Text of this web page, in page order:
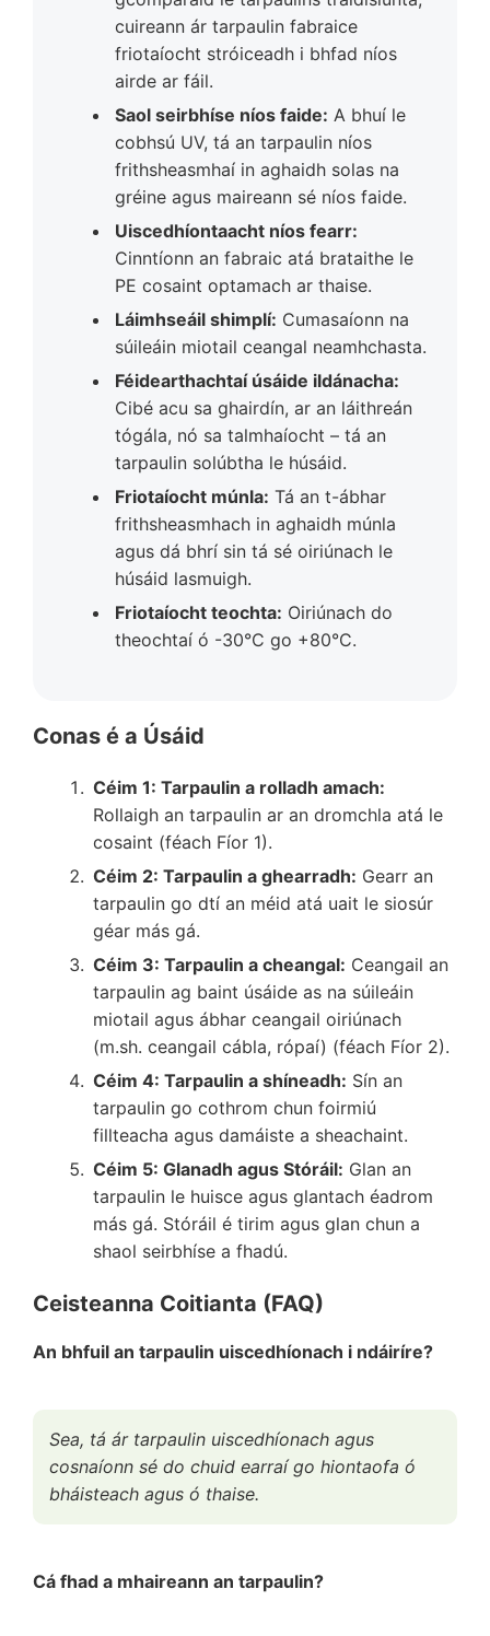
cuireann ár tarpaulin fabraice
friotaíocht stróiceadh i bhfad níos
airde ar fáil.
Saol seirbhíse níos faide: A bhuí le
cobhsú UV, tá an tarpaulin níos
frithsheasmhaí in aghaidh solas na
gréine agus maireann sé níos faide.
Uiscedhíontaacht níos fearr:
Cinntíonn an fabraic atá brataithe le
PE cosaint optamach ar thaise.
Láimhseáil shimplí: Cumasaíonn na
súileáin miotail ceangal neamhchasta.
Féidearthachtaí úsáide ildánacha:
Cibé acu sa ghairdín, ar an láithreán
tógála, nó sa talmhaíocht – tá an
tarpaulin solúbtha le húsáid.
Friotaíocht múnla: Tá an t-ábhar
frithsheasmhach in aghaidh múnla
agus dá bhrí sin tá sé oiriúnach le
húsáid lasmuigh.
Friotaíocht teochta: Oiriúnach do
theochtaí ó -30°C go +80°C.
Conas é a Úsáid
Céim 1: Tarpaulin a rolladh amach:
Rollaigh an tarpaulin ar an dromchla atá le
cosaint (féach Fíor 1).
Céim 2: Tarpaulin a ghearradh: Gearr an
tarpaulin go dtí an méid atá uait le siosúr
géar más gá.
Céim 3: Tarpaulin a cheangal: Ceangail an
tarpaulin ag baint úsáide as na súileáin
miotail agus ábhar ceangail oiriúnach
(m.sh. ceangail cábla, rópaí) (féach Fíor 2).
Céim 4: Tarpaulin a shíneadh: Sín an
tarpaulin go cothrom chun foirmiú
fillteacha agus damáiste a sheachaint.
Céim 5: Glanadh agus Stóráil: Glan an
tarpaulin le huisce agus glantach éadrom
más gá. Stóráil é tirim agus glan chun a
shaol seirbhíse a fhadú.
Ceisteanna Coitianta (FAQ)
An bhfuil an tarpaulin uiscedhíonach i ndáiríre?
Sea, tá ár tarpaulin uiscedhíonach agus
cosnaíonn sé do chuid earraí go hiontaofa ó
bháisteach agus ó thaise.
Cá fhad a mhaireann an tarpaulin?